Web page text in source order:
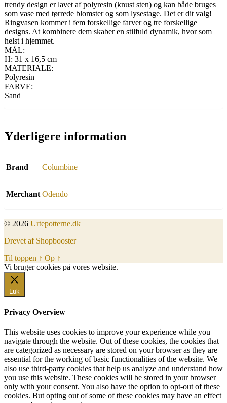
trendy design er lavet af polyresin (knust sten) og kan både bruges
som vase med tørrede blomster og som lysestage. Det er dit valg!
Ringvasen kommer i fem forskellige farver og tre forskellige
designs. At kombinere dem skaber en stilfuld dynamik, hvor som
helst i hjemmet.
MÅL:
H: 31 x 16,5 cm
MATERIALE:
Polyresin
FARVE:
Sand
Yderligere information
Brand Columbine
Merchant Odendo
© 2026 Urtepotterne.dk
Drevet af Shopbooster
Til toppen ↑ Op ↑
Vi bruger cookies på vores website.
Luk
Privacy Overview
This website uses cookies to improve your experience while you
navigate through the website. Out of these cookies, the cookies that
are categorized as necessary are stored on your browser as they are
essential for the working of basic functionalities of the website. We
also use third-party cookies that help us analyze and understand how
you use this website. These cookies will be stored in your browser
only with your consent. You also have the option to opt-out of these
cookies. But opting out of some of these cookies may have an effect